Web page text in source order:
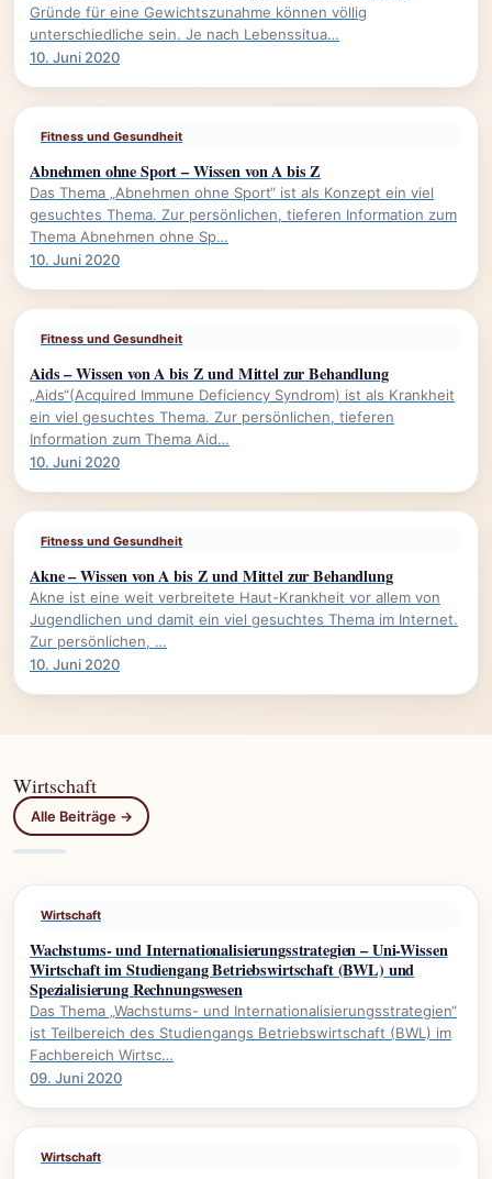
Gründe für eine Gewichtszunahme können völlig
unterschiedliche sein. Je nach Lebenssitua…
10. Juni 2020
Fitness und Gesundheit
Abnehmen ohne Sport – Wissen von A bis Z
Das Thema „Abnehmen ohne Sport“ ist als Konzept ein viel
gesuchtes Thema. Zur persönlichen, tieferen Information zum
Thema Abnehmen ohne Sp…
10. Juni 2020
Fitness und Gesundheit
Aids – Wissen von A bis Z und Mittel zur Behandlung
„Aids“(Acquired Immune Deficiency Syndrom) ist als Krankheit
ein viel gesuchtes Thema. Zur persönlichen, tieferen
Information zum Thema Aid…
10. Juni 2020
Fitness und Gesundheit
Akne – Wissen von A bis Z und Mittel zur Behandlung
Akne ist eine weit verbreitete Haut-Krankheit vor allem von
Jugendlichen und damit ein viel gesuchtes Thema im Internet.
Zur persönlichen, …
10. Juni 2020
Wirtschaft
Alle Beiträge →
Wirtschaft
Wachstums- und Internationalisierungsstrategien – Uni-Wissen
Wirtschaft im Studiengang Betriebswirtschaft (BWL) und
Spezialisierung Rechnungswesen
Das Thema „Wachstums- und Internationalisierungsstrategien“
ist Teilbereich des Studiengangs Betriebswirtschaft (BWL) im
Fachbereich Wirtsc…
09. Juni 2020
Wirtschaft